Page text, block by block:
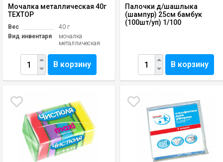
Мочалка металлическая 40г
TEXTOP
Вес
40 г
Вид инвентаря
мочалка
металлическая
В корзину
Палочки д/шашлыка
(шампур) 25см бамбук
(100шт/уп) 1/100
В корзину